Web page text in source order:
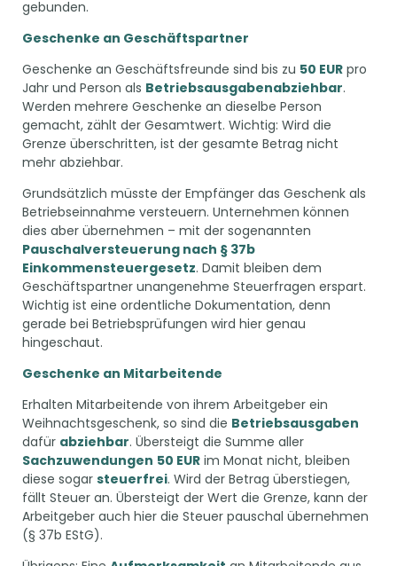
gebunden.
Geschenke an Geschäftspartner
Geschenke an Geschäftsfreunde sind bis zu 50 EUR pro
Jahr und Person als Betriebsausgabenabziehbar.
Werden mehrere Geschenke an dieselbe Person
gemacht, zählt der Gesamtwert. Wichtig: Wird die
Grenze überschritten, ist der gesamte Betrag nicht
mehr abziehbar.
Grundsätzlich müsste der Empfänger das Geschenk als
Betriebseinnahme versteuern. Unternehmen können
dies aber übernehmen – mit der sogenannten
Pauschalversteuerung nach § 37b
Einkommensteuergesetz. Damit bleiben dem
Geschäftspartner unangenehme Steuerfragen erspart.
Wichtig ist eine ordentliche Dokumentation, denn
gerade bei Betriebsprüfungen wird hier genau
hingeschaut.
Geschenke an Mitarbeitende
Erhalten Mitarbeitende von ihrem Arbeitgeber ein
Weihnachtsgeschenk, so sind die Betriebsausgaben
dafür abziehbar. Übersteigt die Summe aller
Sachzuwendungen 50 EUR im Monat nicht, bleiben
diese sogar steuerfrei. Wird der Betrag überstiegen,
fällt Steuer an. Übersteigt der Wert die Grenze, kann der
Arbeitgeber auch hier die Steuer pauschal übernehmen
(§ 37b EStG).